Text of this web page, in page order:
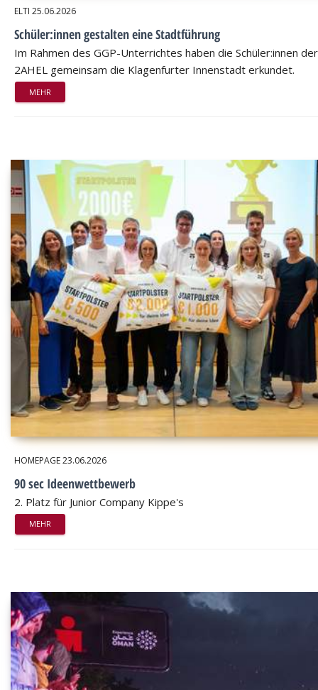
ELTI 25.06.2026
Schüler:innen gestalten eine Stadtführung
Im Rahmen des GGP-Unterrichtes haben die Schüler:innen der
2AHEL gemeinsam die Klagenfurter Innenstadt erkundet.
MEHR
HOMEPAGE23.06.2026
90 sec Ideenwettbewerb
2. Platz für Junior Company Kippe's
MEHR